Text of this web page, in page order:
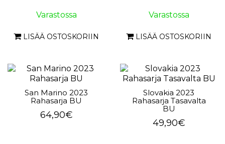
Varastossa
LISÄÄ OSTOSKORIIN
Varastossa
LISÄÄ OSTOSKORIIN
San Marino 2023
Rahasarja BU
64,90€
Slovakia 2023
Rahasarja Tasavalta
BU
49,90€